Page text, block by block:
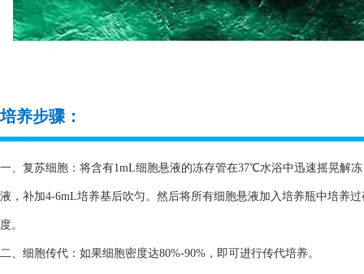
培养步骤：
一、复苏细胞：将含有1mL细胞悬液的冻存管在37℃水浴中迅速摇晃解
液，补加4-6mL培养基后吹匀。然后将所有细胞悬液加入培养瓶中培养
度。
二、细胞传代：如果细胞密度达80%-90%，即可进行传代培养。